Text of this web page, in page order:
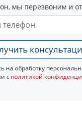
мы перезвоним и
на обработку
с политикой